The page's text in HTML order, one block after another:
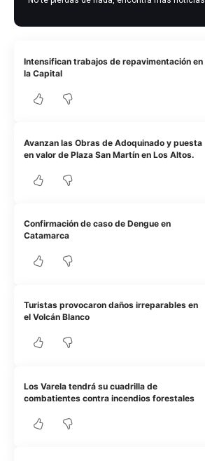
Intensifican trabajos de repavimentación en
la Capital
Avanzan las Obras de Adoquinado y puesta
en valor de Plaza San Martín en Los Altos.
Confirmación de caso de Dengue en
Catamarca
Turistas provocaron daños irreparables en
el Volcán Blanco
Los Varela tendrá su cuadrilla de
combatientes contra incendios forestales